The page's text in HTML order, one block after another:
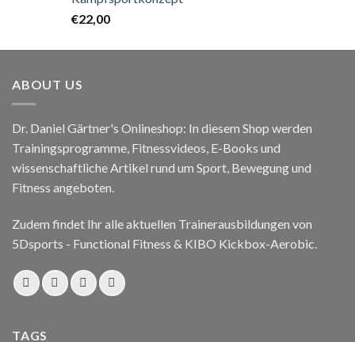
€22,00
ABOUT US
Dr. Daniel Gärtner's Onlineshop: In diesem Shop werden
Trainingsprogramme, Fitnessvideos, E-Books und
wissenschaftliche Artikel rund um Sport, Bewegung und
Fitness angeboten.
Zudem findet Ihr alle aktuellen Trainerausbildungen von
5Dsports - Functional Fitness & KIBO Kickbox-Aerobic.
TAGS